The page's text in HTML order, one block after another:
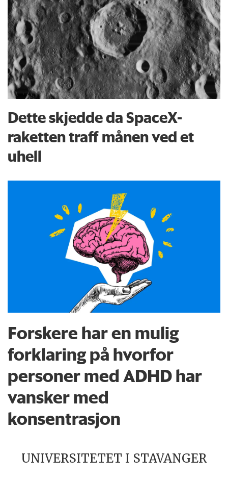
Dette skjedde da SpaceX-
raketten traff månen ved et
uhell
Forskere har en mulig
forklaring på hvorfor
personer med ADHD har
vansker med
konsentrasjon
UNIVERSITETET I STAVANGER